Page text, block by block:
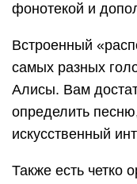
фонотекой и
Встроенный
самых разных
Алисы. Вам
определить
искусственный
Также есть четко